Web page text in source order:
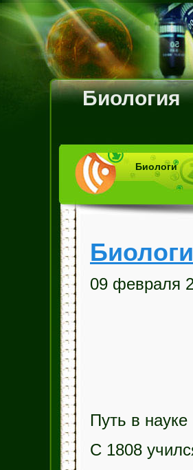
Биология
Биологи
09 февраля
Путь в науке
С 1808